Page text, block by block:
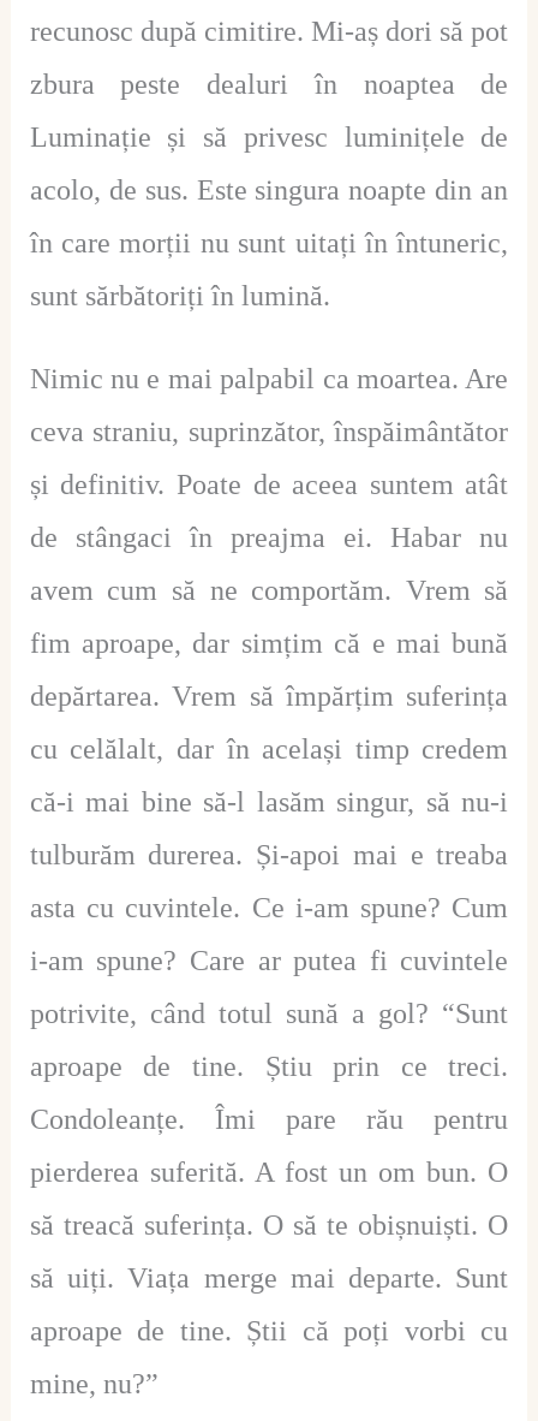
recunosc după cimitire. Mi-aș dori să pot
zbura peste dealuri în noaptea de
Luminație și să privesc luminițele de
acolo, de sus. Este singura noapte din an
în care morții nu sunt uitați în întuneric,
sunt sărbătoriți în lumină.
Nimic nu e mai palpabil ca moartea. Are
ceva straniu, suprinzător, înspăimântător
și definitiv. Poate de aceea suntem atât
de stângaci în preajma ei. Habar nu
avem cum să ne comportăm. Vrem să
fim aproape, dar simțim că e mai bună
depărtarea. Vrem să împărțim suferința
cu celălalt, dar în același timp credem
că-i mai bine să-l lasăm singur, să nu-i
tulburăm durerea. Și-apoi mai e treaba
asta cu cuvintele. Ce i-am spune? Cum
i-am spune? Care ar putea fi cuvintele
potrivite, când totul sună a gol? “Sunt
aproape de tine. Știu prin ce treci.
Condoleanțe. Îmi pare rău pentru
pierderea suferită. A fost un om bun. O
să treacă suferința. O să te obișnuiști. O
să uiți. Viața merge mai departe. Sunt
aproape de tine. Știi că poți vorbi cu
mine, nu?”